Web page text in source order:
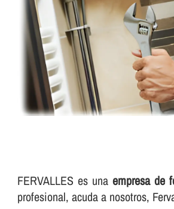
FERVALLES es unaempresa de
profesional, acuda a nosotros,